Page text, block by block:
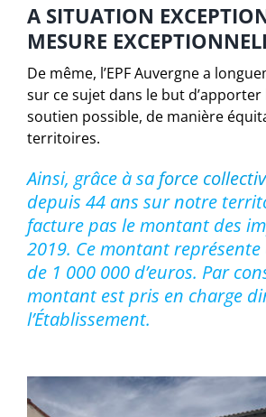
A SITUATION
MESURE
De même, l’EPF Auvergne a
sur ce sujet dans le but
soutien possible, de manière
territoires.
Ainsi, grâce à sa force
depuis 44 ans sur notre
facture pas le montant des
2019. Ce montant
de 1 000 000 d’euros. Par
montant est pris en charge
l’Établissement.